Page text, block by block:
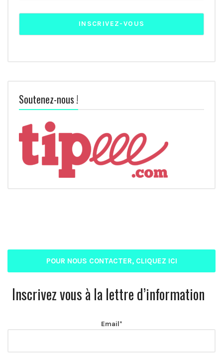
Soutenez-nous !
POUR NOUS CONTACTER, CLIQUEZ ICI
Inscrivez vous à la lettre d’information
Email*